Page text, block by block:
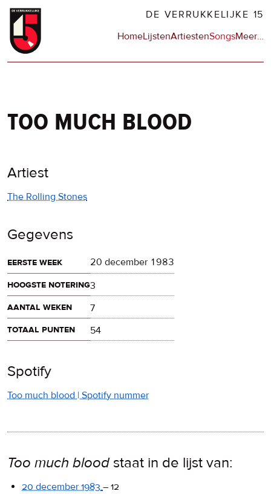
Overslaan
naar
DE VERRUKKELIJKE 15
Hoofdnavigatie
HomeLijstenArtiestenSongsMeerop
…
too much blood
Artiest
The Rolling Stones
Gegevens
eerste week
20 december 1983
hoogste notering3
aantal weken
7
totaal punten
54
Spotify
Too much blood | Spotify nummer
Too much bloodstaat in de lijst van:
20 december 1983 – 12